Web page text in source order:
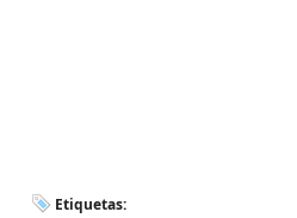
Etiquetas: